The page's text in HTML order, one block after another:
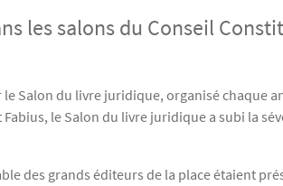
les salons du Conseil
Salon du livre juridique, organisé chaque
le Salon du livre juridique a subi la
des grands éditeurs de la place étaient